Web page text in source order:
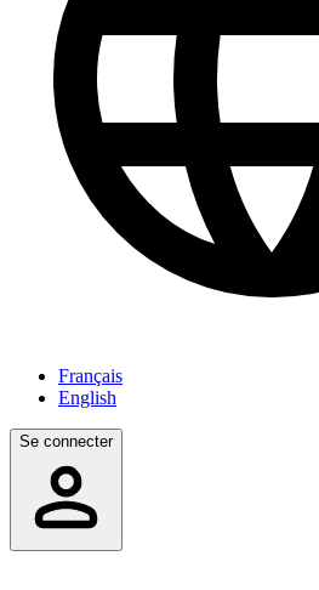
Français
English
Se connecter